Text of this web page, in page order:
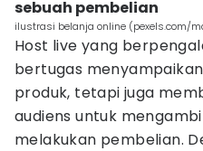
sebuah pembelian
ilustrasi belanja online (pexels.com/
Host live yang
bertugas
produk, tetapi juga
audiens untuk
melakukan pembelian.